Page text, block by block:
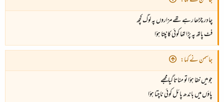
چادر چڑھا رہے تھے مزاروں پہ لوگ کچھ
فٹ پاتھ پہ پڑا تھا کوئی کانپتا ہؤا
جاسمن نے کہا:
جو میں خفا ہؤا تو مناتا گیا مجھے
پاؤں میں باندھ پائل کوئی ناچتا ہؤا